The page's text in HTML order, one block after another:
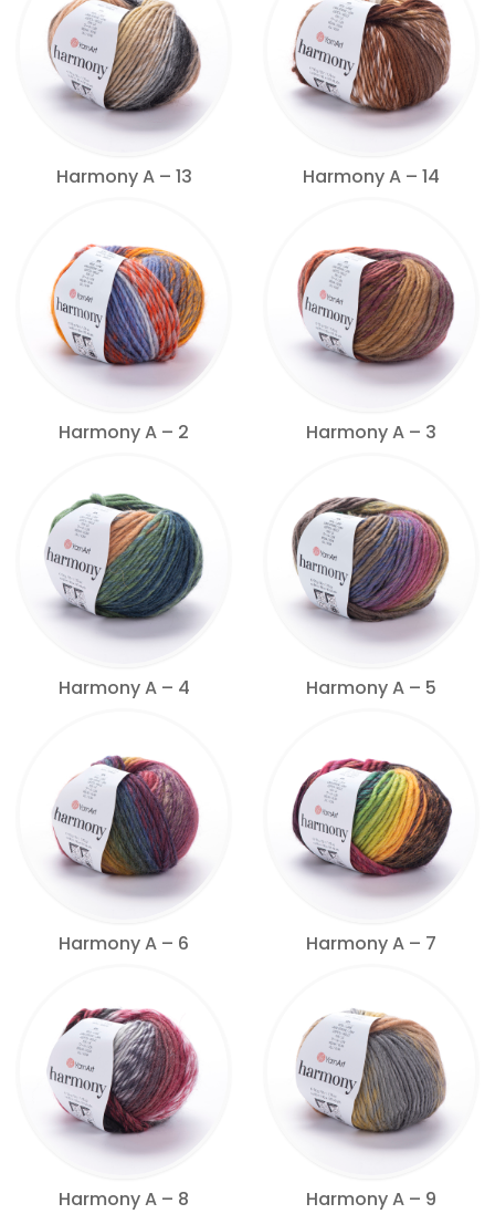
Harmony A – 13 Harmony A – 14
Harmony A – 2 Harmony A – 3
Harmony A – 4 Harmony A – 5
Harmony A – 6 Harmony A – 7
Harmony A – 8 Harmony A – 9